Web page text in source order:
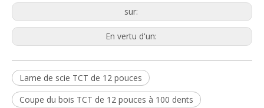
sur:
En vertu d'un:
Lame de scie TCT de 12 pouces
Coupe du bois TCT de 12 pouces à 100 dents